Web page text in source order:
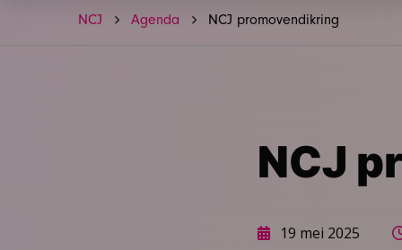
NCJ Agenda NCJ promovendikring
NCJ
19 mei 2025